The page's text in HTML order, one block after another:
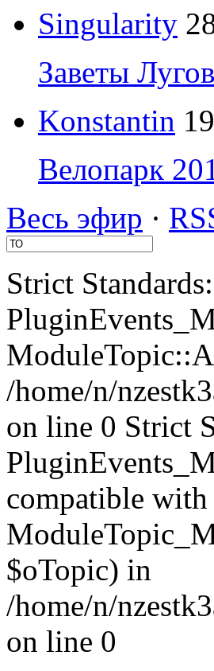
Singularity
Заветы
Konstantin
Велопарк
Весь эфир ·
Strict
/home/n/
on line 0 Strict
compatible with
$oTopic) in
/home/n/
on line 0